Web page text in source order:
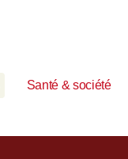
Santé & société